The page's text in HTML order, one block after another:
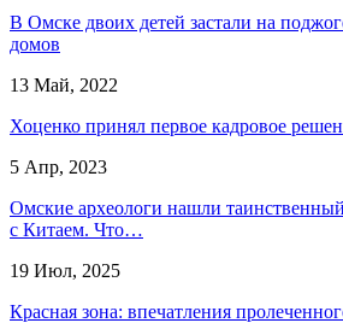
В Омске двоих детей застали на
домов
13 Май, 2022
Хоценко принял первое кадровое
5 Апр, 2023
Омские археологи нашли
с Китаем. Что…
19 Июл, 2025
Красная зона: впечатления